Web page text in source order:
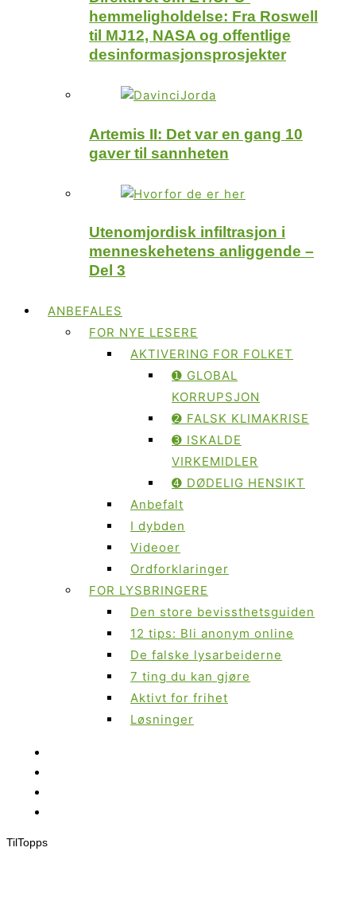
hemmeligholdelse: Fra Roswell
til MJ12, NASA og offentlige
desinformasjonsprosjekter
Artemis II: Det var en gang 10
gaver til sannheten
Utenomjordisk infiltrasjon i
menneskehetens anliggende –
Del 3
ANBEFALES
FOR NYE LESERE
AKTIVERING FOR FOLKET
➊ GLOBAL
KORRUPSJON
➋ FALSK KLIMAKRISE
➌ ISKALDE
VIRKEMIDLER
➍ DØDELIG HENSIKT
Anbefalt
I dybden
Videoer
Ordforklaringer
FOR LYSBRINGERE
Den store bevissthetsguiden
12 tips: Bli anonym online
De falske lysarbeiderne
7 ting du kan gjøre
Aktivt for frihet
Løsninger
TilTopps